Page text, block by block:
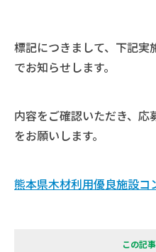
標記につきまして、下記実
でお知らせします。
内容をご確認いただき、
をお願いします。
熊本県木材利用優良施設コ
この記